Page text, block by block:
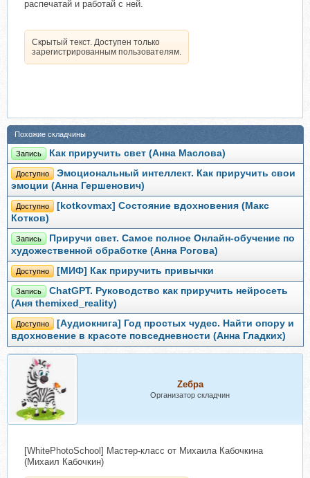
распечатай и работай с ней.
Скрытый текст. Доступен только
зарегистрированным пользователям.
Похожие складчины
Запись Как приручить свет (Анна Маслова)
Доступно
Эмоциональный интеллект. Как приручить свои
эмоции (Анна Гершенович)
Доступно
[kotkovmax] Состояние вдохновения (Макс
Котков)
Запись
Приручи свет. Самое полное Онлайн-обучение по
художественной обработке (Анна Рогова)
Доступно [МИФ] Как приручить привычки
Запись
ChatGPT. Руководство как приручить нейросеть
(Аня themixed_reality)
Доступно
[Аудиокнига] Год простых чудес. Найти опору и
вдохновение в красоте повседневности (Анна Гладких)
Zебра
Организатор складчин
[WhitePhotoSchool] Мастер-класс от Михаила Кабочкина
(Михаил Кабочкин)